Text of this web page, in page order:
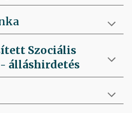
Szociális
álláshirdetés